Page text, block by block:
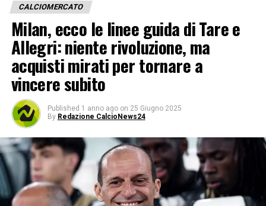
CALCIOMERCATO
Milan, ecco le linee guida di Tare e
Allegri: niente rivoluzione, ma
acquisti mirati per tornare a
vincere subito
Published 1 anno ago on 25 Giugno 2025
By Redazione CalcioNews24